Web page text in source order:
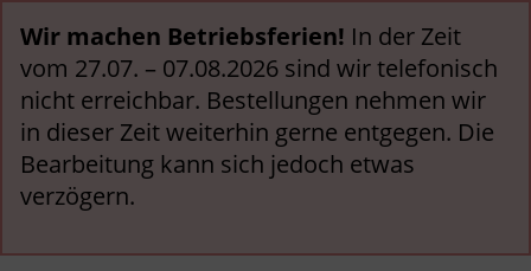
Wir machen Betriebsferien! In der Zeit
vom 27.07. – 07.08.2026 sind wir telefonisch
nicht erreichbar. Bestellungen nehmen wir
in dieser Zeit weiterhin gerne entgegen. Die
Bearbeitung kann sich jedoch etwas
verzögern.